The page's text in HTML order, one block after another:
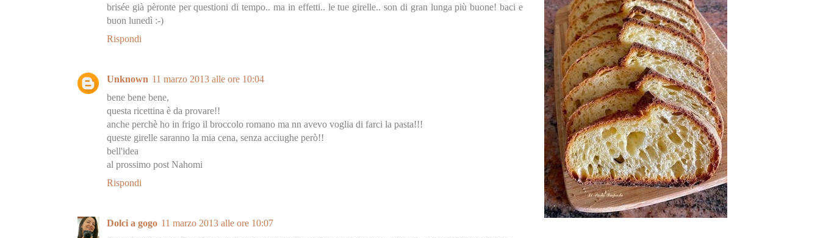
brisée già pèronte per questioni di tempo.. ma in effetti.. le tue girelle.. son di gran lunga più buone! baci e
buon lunedì :-)
Rispondi
Unknown 11 marzo 2013 alle ore 10:04
bene bene bene,
questa ricettina è da provare!!
anche perchè ho in frigo il broccolo romano ma nn avevo voglia di farci la pasta!!!
queste girelle saranno la mia cena, senza acciughe però!!
bell'idea
al prossimo post Nahomi
Rispondi
Dolci a gogo 11 marzo 2013 alle ore 10:07